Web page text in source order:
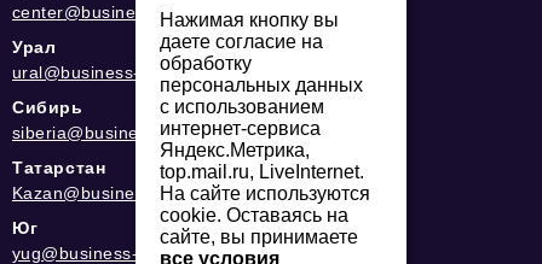
center@business-magazine.online
Урал
ural@business-magazine.online
Сибирь
siberia@business-magazine.online
Татарстан
Kazan@business-magazine.online
Юг
yug@business-magazine.online
Нажимая кнопку вы
даете согласие на
обработку
персональных данных
с использованием
интернет-сервиса
Яндекс.Метрика,
top.mail.ru, LiveInternet.
На сайте используются
cookie. Оставаясь на
сайте, вы принимаете
все условия